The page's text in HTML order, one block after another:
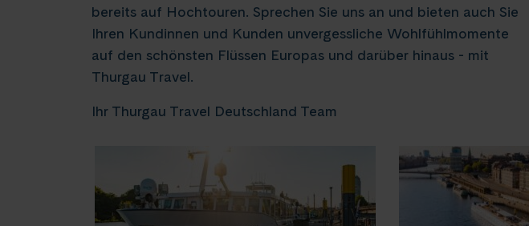
bereits auf Hochtouren. Sprechen Sie uns an und bieten auch Sie
Ihren Kundinnen und Kunden unvergessliche Wohlfühlmomente
auf den schönsten Flüssen Europas und darüber hinaus - mit
Thurgau Travel.
Ihr Thurgau Travel Deutschland Team